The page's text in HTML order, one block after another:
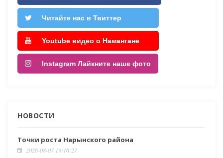
Читайте нас в Твиттер
Youtube видео о Намангане
Instagram Лайкните наше фото
НОВОСТИ
Точки роста Нарынского района
2026-08-07 19:16:27